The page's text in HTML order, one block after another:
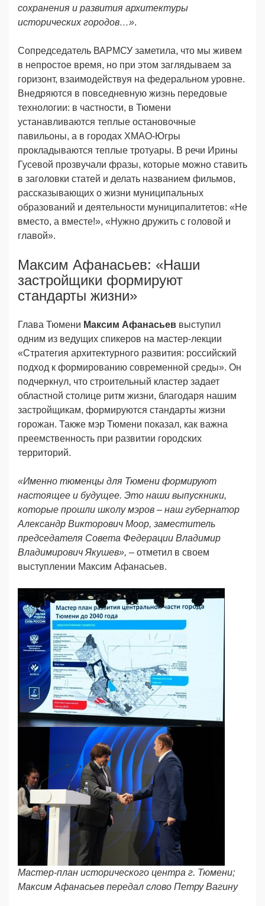
сохранения и развития архитектуры
исторических городов…».
Сопредседатель ВАРМСУ заметила, что мы живем
в непростое время, но при этом заглядываем за
горизонт, взаимодействуя на федеральном уровне.
Внедряются в повседневную жизнь передовые
технологии: в частности, в Тюмени
устанавливаются теплые остановочные
павильоны, а в городах ХМАО-Югры
прокладываются теплые тротуары. В речи Ирины
Гусевой прозвучали фразы, которые можно ставить
в заголовки статей и делать названием фильмов,
рассказывающих о жизни муниципальных
образований и деятельности муниципалитетов: «Не
вместо, а вместе!», «Нужно дружить с головой и
главой».
Максим Афанасьев: «Наши
зaстройщики формируют
стандарты жизни»
Глава Тюмени Максим Афанасьев выступил
одним из ведущих спикеров на мастер-лекции
«Стратегия архитектурного развития: российский
подход к формированию современной среды». Он
подчеркнул, что строительный кластер задает
областной столице ритм жизни, благодаря нашим
застройщикам, формируются стандарты жизни
горожан. Также мэр Тюмени показал, как важна
преемственность при развитии городских
территорий.
«Именно тюменцы для Тюмени формируют
настоящее и будущее. Это наши выпускники,
которые прошли школу мэров – наш губернатор
Александр Викторович Моор, заместитель
председателя Совета Федерации Владимир
Владимирович Якушев», – отметил в своем
выступлении Максим Афанасьев.
Мастер-план исторического центра г. Тюмени;
Максим Афанасьев передал слово Петру Вагину